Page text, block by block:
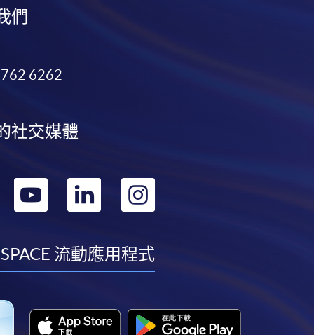
們
6262
社交媒體
轉
youtube
轉
linkedin
轉
instagram
流動應用程式